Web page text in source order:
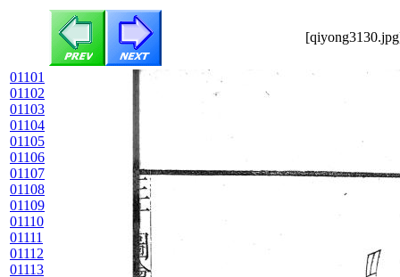
01101
01102
01103
01104
01105
01106
01107
01108
01109
01110
01111
01112
01113